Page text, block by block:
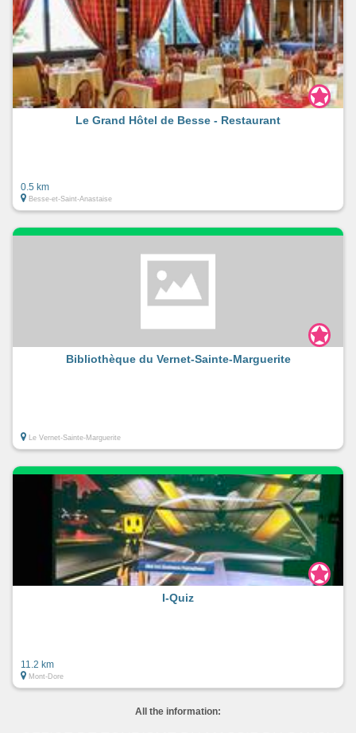
Le Grand Hôtel de Besse - Restaurant
0.5 km
Besse-et-Saint-Anastaise
Bibliothèque du Vernet-Sainte-Marguerite
Le Vernet-Sainte-Marguerite
I-Quiz
11.2 km
Mont-Dore
All the information: